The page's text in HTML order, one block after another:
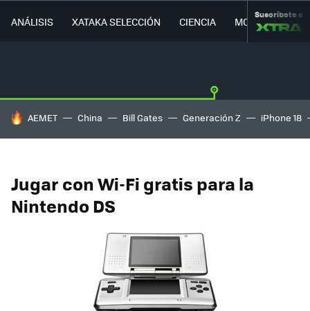
ANÁLISIS XATAKA SELECCIÓN CIENCIA MOVILIDAD
Suscríbete a
HOY SE HABLA DE
AEMET China Bill Gates Generación Z iPhone 18
Jugar con Wi-Fi gratis para la
Nintendo DS